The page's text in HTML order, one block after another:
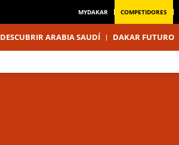
MYDAKAR COMPETIDORES
DESCUBRIR ARABIA SAUDÍ DAKAR FUTURO